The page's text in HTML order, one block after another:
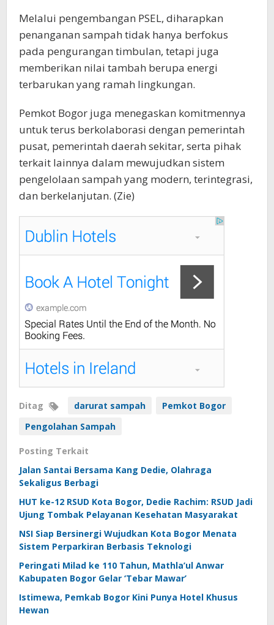
Melalui pengembangan PSEL, diharapkan
penanganan sampah tidak hanya berfokus
pada pengurangan timbulan, tetapi juga
memberikan nilai tambah berupa energi
terbarukan yang ramah lingkungan.
Pemkot Bogor juga menegaskan komitmennya
untuk terus berkolaborasi dengan pemerintah
pusat, pemerintah daerah sekitar, serta pihak
terkait lainnya dalam mewujudkan sistem
pengelolaan sampah yang modern, terintegrasi,
dan berkelanjutan. (Zie)
Ditag darurat sampah
Pemkot Bogor
Pengolahan Sampah
Posting Terkait
Jalan Santai Bersama Kang Dedie, Olahraga
Sekaligus Berbagi
HUT ke-12 RSUD Kota Bogor, Dedie Rachim: RSUD Jadi
Ujung Tombak Pelayanan Kesehatan Masyarakat
NSI Siap Bersinergi Wujudkan Kota Bogor Menata
Sistem Perparkiran Berbasis Teknologi
Peringati Milad ke 110 Tahun, Mathla’ul Anwar
Kabupaten Bogor Gelar ‘Tebar Mawar’
Istimewa, Pemkab Bogor Kini Punya Hotel Khusus
Hewan